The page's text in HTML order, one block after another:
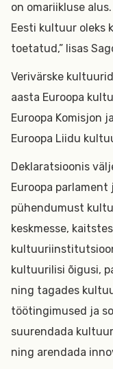
on omariikluse
Eesti kultuur oleks
toetatud,” lisas
Verivärske
aasta Euroopa
Euroopa Komisjon
Euroopa Liidu
Deklaratsioonis
Euroopa parlament
pühendumust
keskmesse,
kultuurilisi õigusi,
ning tagades
töötingimused ja
suurendada
ning arendada